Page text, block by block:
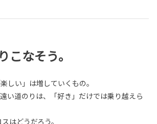
こなそう。
しい」は増していくもの。
い道のりは、「好き」だけでは乗り越えら
はどうだろう。